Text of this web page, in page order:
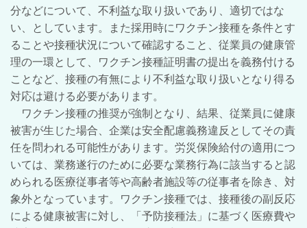
分などについて、不利益な取り扱いであり、適切ではな
い、としています。また採用時にワクチン接種を条件とす
ることや接種状況について確認すること、従業員の健康管
理の一環として、ワクチン接種証明書の提出を義務付ける
ことなど、接種の有無により不利益な取り扱いとなり得る
対応は避ける必要があります。
ワクチン接種の推奨が強制となり、結果、従業員に健康
被害が生じた場合、企業は安全配慮義務違反としてその責
任を問われる可能性があります。労災保険給付の適用につ
いては、業務遂行のために必要な業務行為に該当すると認
められる医療従事者等や高齢者施設等の従事者を除き、対
象外となっています。ワクチン接種では、接種後の副反応
による健康被害に対し、「予防接種法」に基づく医療費や